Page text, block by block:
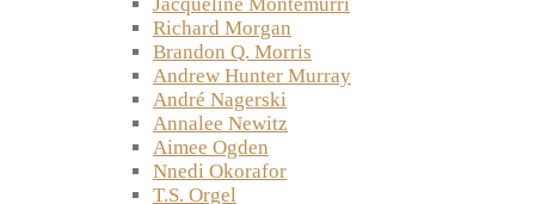
Richard Morgan
Brandon Q. Morris
Andrew Hunter Murray
André Nagerski
Annalee Newitz
Aimee Ogden
Nnedi Okorafor
T.S. Orgel